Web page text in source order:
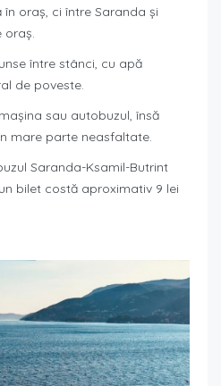
oraș, ci între Saranda și
oraș.
între stânci, cu apă
de poveste.
sau autobuzul, însă
mare parte neasfaltate.
Saranda-Ksamil-Butrint
bilet costă aproximativ 9 lei